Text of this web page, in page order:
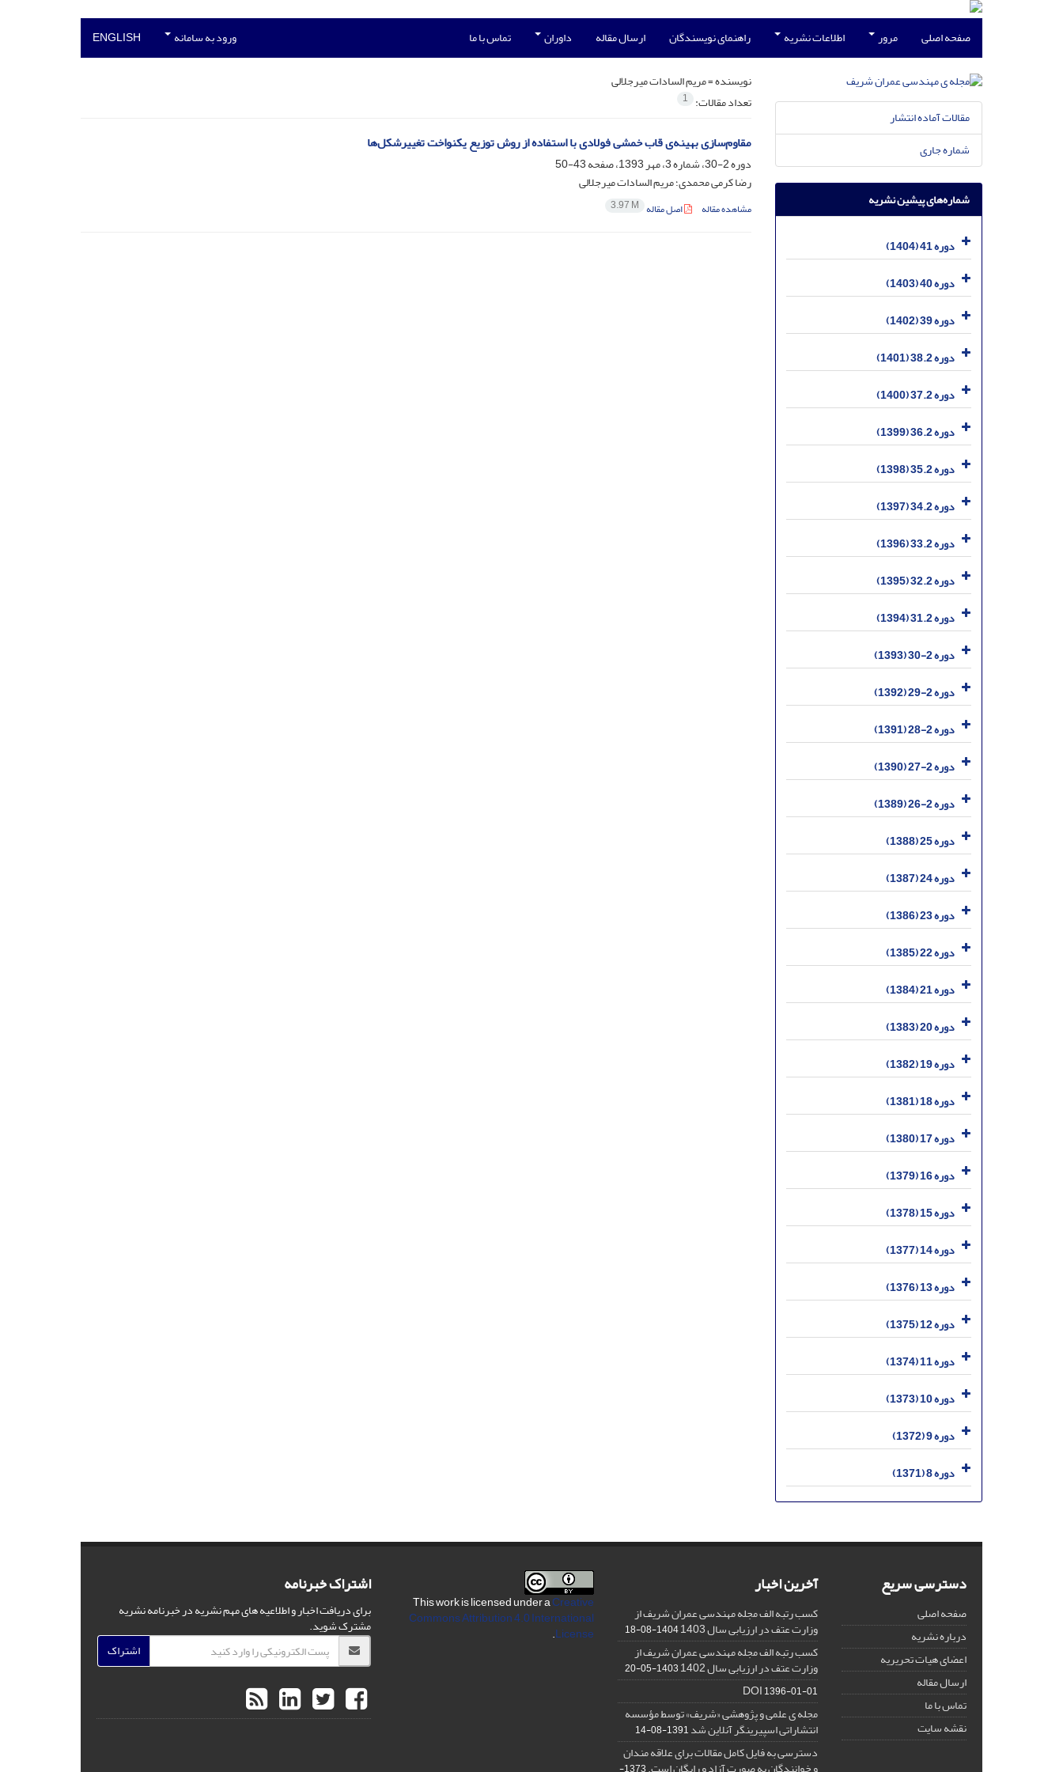
صفحه اصلی مرور اطلاعات نشریه راهنمای نویسندگان ارسال مقاله داوران تماس با ما ورود به سامانه ENGLISH
نویسنده =مریم السادات میرجلالی
تعداد مقالات: 1
مقاوم‌سازی بهینه‌ی قاب خمشی فولادی با استفاده از روش توزیع یکنواخت تغییرشکل‌ها
دوره 2-30، شماره 3، مهر 1393، صفحه
43-50
رضا کرمی محمدی؛ مریم السادات میرجلالی
مشاهده مقاله اصل مقاله 3.97 M
مقالات آماده انتشار
شماره جاری
شماره‌های پیشین نشریه
دوره 41 (1404)
دوره 40 (1403)
دوره 39 (1402)
دوره 38.2 (1401)
دوره 37.2 (1400)
دوره 36.2 (1399)
دوره 35.2 (1398)
دوره 34.2 (1397)
دوره 33.2 (1396)
دوره 32.2 (1395)
دوره 31.2 (1394)
دوره 2-30 (1393)
دوره 2-29 (1392)
دوره 2-28 (1391)
دوره 2-27 (1390)
دوره 2-26 (1389)
دوره 25 (1388)
دوره 24 (1387)
دوره 23 (1386)
دوره 22 (1385)
دوره 21 (1384)
دوره 20 (1383)
دوره 19 (1382)
دوره 18 (1381)
دوره 17 (1380)
دوره 16 (1379)
دوره 15 (1378)
دوره 14 (1377)
دوره 13 (1376)
دوره 12 (1375)
دوره 11 (1374)
دوره 10 (1373)
دوره 9 (1372)
دوره 8 (1371)
دسترسی سریع
صفحه اصلی
درباره نشریه
اعضای هیات تحریریه
ارسال مقاله
تماس با ما
نقشه سایت
آخرین اخبار
کسب رتبه الف مجله مهندسی عمران شریف از
وزارت عتف در ارزیابی سال 1403 1404-08-18
کسب رتبه الف مجله مهندسی عمران شریف از
وزارت عتف در ارزیابی سال 1402 1403-05-20
DOI1396-01-01
مجله ی علمی و پژوهشی «شریف» توسط مؤسسه
انتشاراتی اسپیرینگر آنلاین شد1391-08-14
دسترسی به فایل کامل مقالات برای علاقه مندان
This work is licensed under aCreative
Commons Attribution 4.0 International
License
.
اشتراک خبرنامه
برای دریافت اخبار و اطلاعیه های مهم نشریه در خبرنامه نشریه
مشترک شوید.
اشتراک